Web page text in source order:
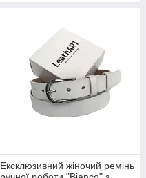
Ексклюзивний жіночий ремінь